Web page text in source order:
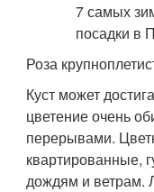
Роза
Куст может
цветение очень
перерывами.
квартированные,
дождям и ветрам.